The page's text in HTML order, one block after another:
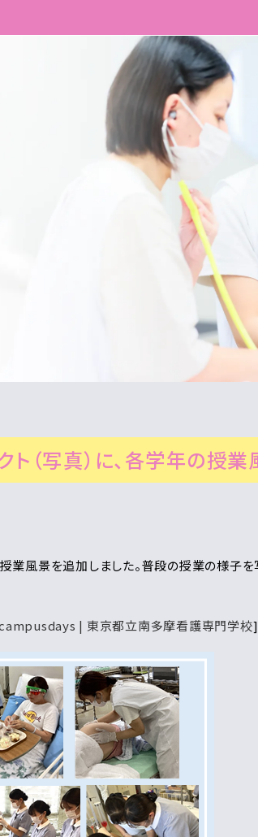
（写真）に、各学年の授業
業風景を追加しました。普段の授業の様子を
| 東京都立南多摩看護専門学校]